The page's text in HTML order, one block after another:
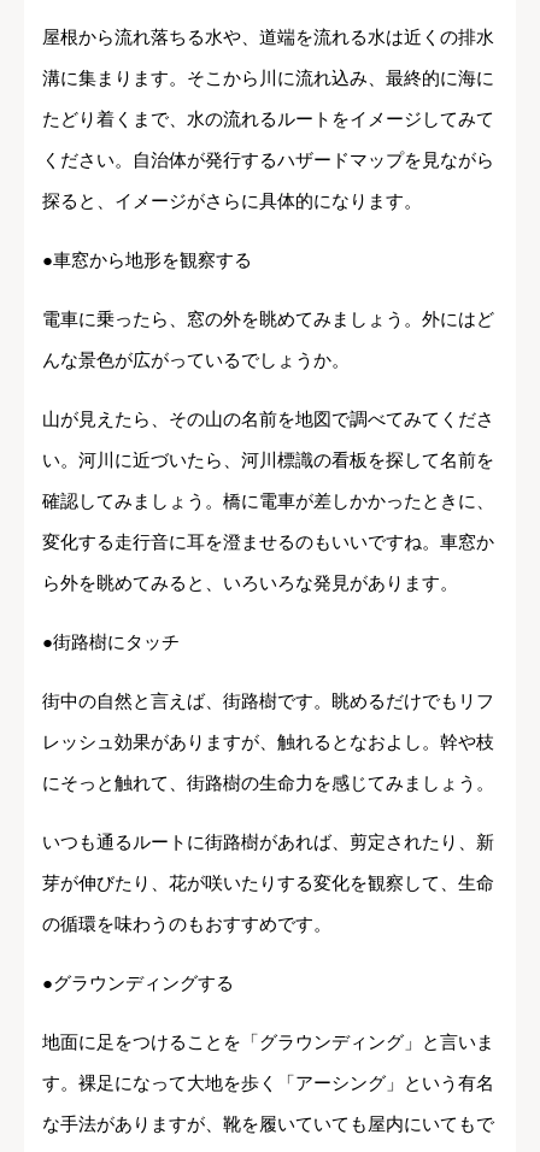
屋根から流れ落ちる水や、道端を流れる水は近くの排水
溝に集まります。そこから川に流れ込み、最終的に海に
たどり着くまで、水の流れるルートをイメージしてみて
ください。自治体が発行するハザードマップを見ながら
探ると、イメージがさらに具体的になります。
●車窓から地形を観察する
電車に乗ったら、窓の外を眺めてみましょう。外にはど
んな景色が広がっているでしょうか。
山が見えたら、その山の名前を地図で調べてみてくださ
い。河川に近づいたら、河川標識の看板を探して名前を
確認してみましょう。橋に電車が差しかかったときに、
変化する走行音に耳を澄ませるのもいいですね。車窓か
ら外を眺めてみると、いろいろな発見があります。
●街路樹にタッチ
街中の自然と言えば、街路樹です。眺めるだけでもリフ
レッシュ効果がありますが、触れるとなおよし。幹や枝
にそっと触れて、街路樹の生命力を感じてみましょう。
いつも通るルートに街路樹があれば、剪定されたり、新
芽が伸びたり、花が咲いたりする変化を観察して、生命
の循環を味わうのもおすすめです。
●グラウンディングする
地面に足をつけることを「グラウンディング」と言いま
す。裸足になって大地を歩く「アーシング」という有名
な手法がありますが、靴を履いていても屋内にいてもで